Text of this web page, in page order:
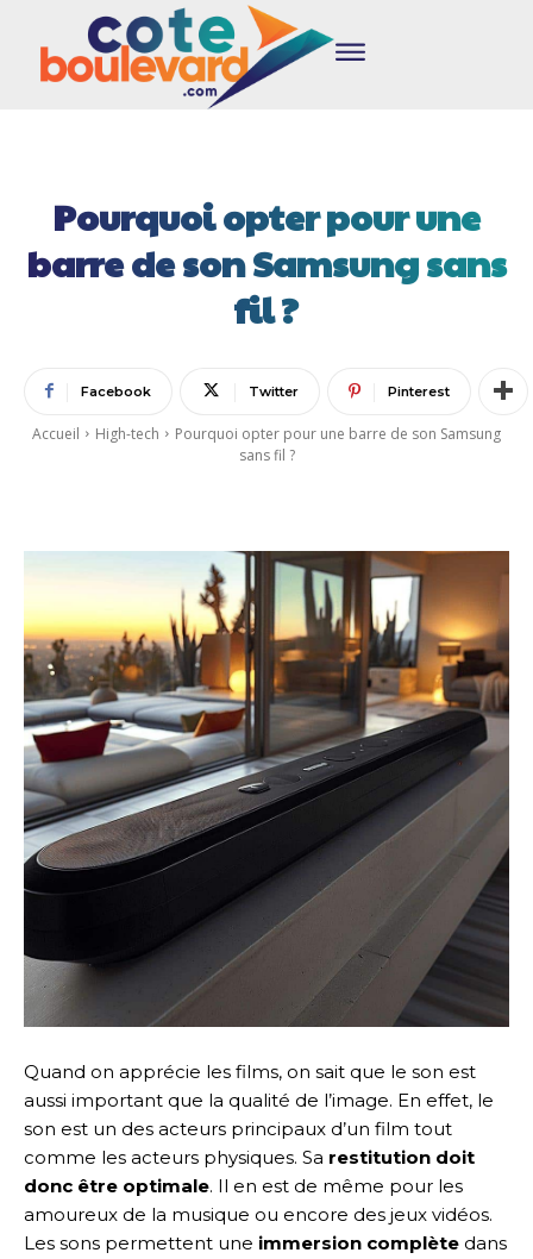
Pourquoi opter pour une
barre de son Samsung sans
fil ?
Facebook Twitter Pinterest
Accueil High-tech
Pourquoi opter pour une barre de son Samsung
sans fil ?
Quand on apprécie les films, on sait que le son est
aussi important que la qualité de l’image. En effet, le
son est un des acteurs principaux d’un film tout
comme les acteurs physiques. Sa restitution doit
donc être optimale. Il en est de même pour les
amoureux de la musique ou encore des jeux vidéos.
Les sons permettent une immersion complète dans